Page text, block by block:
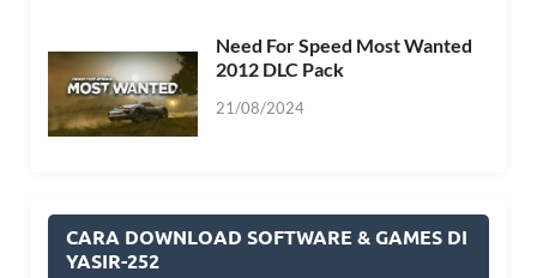
Need For Speed Most Wanted
2012 DLC Pack
21/08/2024
CARA DOWNLOAD SOFTWARE & GAMES DI
YASIR-252